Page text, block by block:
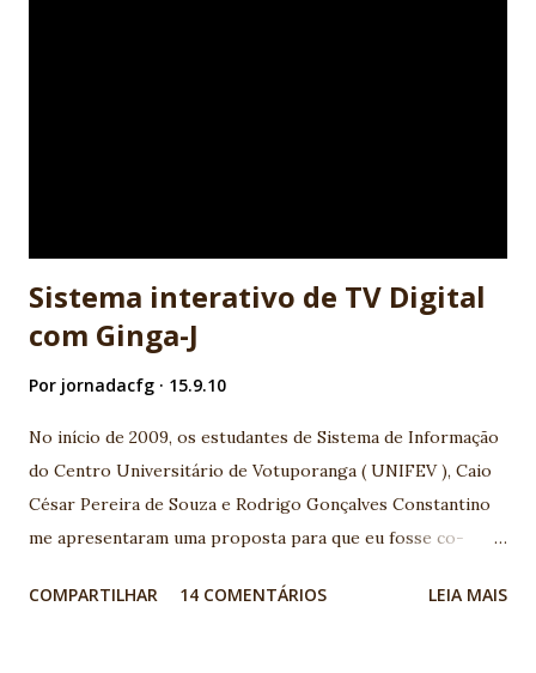
atividad...
Sistema interativo de TV Digital
com Ginga-J
Por jornadacfg 15.9.10
No início de 2009, os estudantes de Sistema de Informação
do Centro Universitário de Votuporanga ( UNIFEV ), Caio
César Pereira de Souza e Rodrigo Gonçalves Constantino
me apresentaram uma proposta para que eu fosse co-
Domingos da Silva , em seu Trabalho de conclusão de curso
COMPARTILHAR 14 COMENTÁRIOS LEIA MAIS